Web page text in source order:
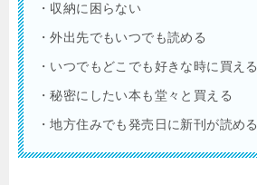
・収納に困らない
・外出先でもいつでも読める
・いつでもどこでも好きな時に買える
・秘密にしたい本も堂々と買える
・地方住みでも発売日に新刊が読める